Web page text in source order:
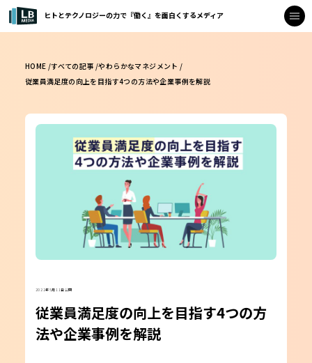
ヒトとテクノロジーの力で『働く』を面白くするメディア
HOME /すべての記事 /やわらかなマネジメント /
従業員満足度の向上を目指す4つの方法や企業事例を解説
2022年5月11日公開
従業員満足度の向上を目指す4つの方
法や企業事例を解説